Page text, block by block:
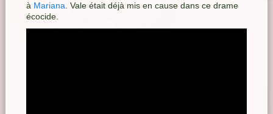
à Mariana . Vale était déjà mis en cause dans ce drame
écocide.